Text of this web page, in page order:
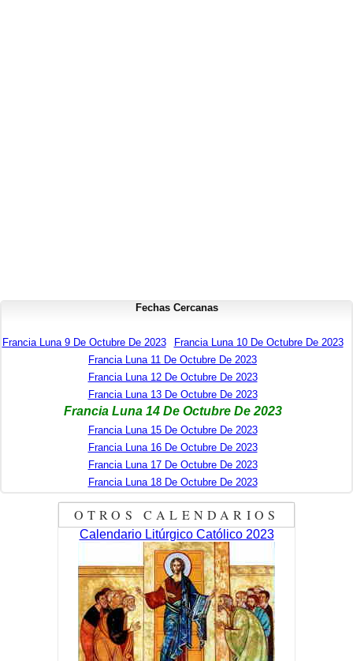
Fechas Cercanas
Francia Luna 9 De Octubre De 2023
Francia Luna 10 De Octubre De 2023
Francia Luna 11 De Octubre De 2023
Francia Luna 12 De Octubre De 2023
Francia Luna 13 De Octubre De 2023
Francia Luna 14 De Octubre De 2023
Francia Luna 15 De Octubre De 2023
Francia Luna 16 De Octubre De 2023
Francia Luna 17 De Octubre De 2023
Francia Luna 18 De Octubre De 2023
OTROS CALENDARIOS
Calendario Litúrgico Católico 2023